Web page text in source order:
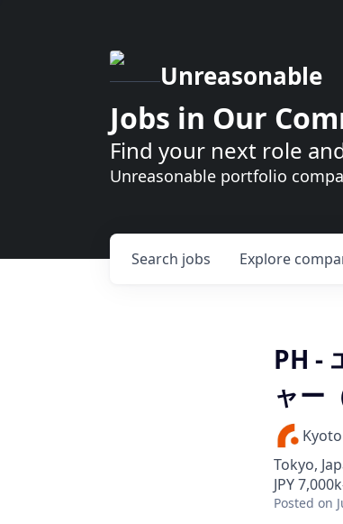
Unreasonable
Jobs in Our
Find your next role
Unreasonable portfolio
Search jobs Explore
PH -
ャー
Tokyo,
JPY
Posted on